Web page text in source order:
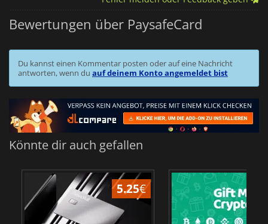
Bewertungen über PaysafeCard
Du kannst einen Kommentar posten oder auf eine Nachricht
antworten, wenn du auf deinem Konto angemeldet bist
Könnte dir auch gefallen
5.25€